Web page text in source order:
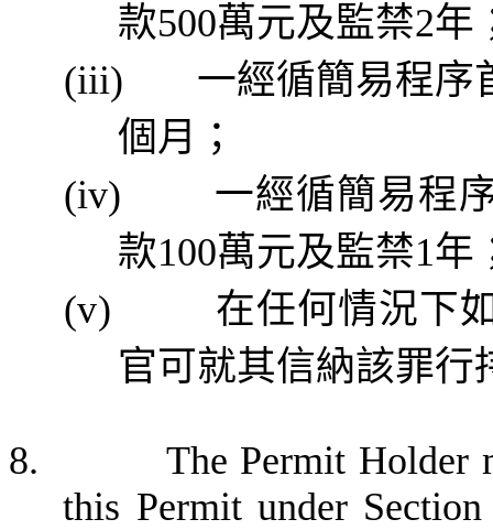
款500萬元及監禁2年
(iii)
一經循簡易程序
個月；
(iv)
一經循簡易程
款100萬元及監禁1年
(v)
在任何情況下
官可就其信納該罪行
8.
The Permit Holder
this Permit under